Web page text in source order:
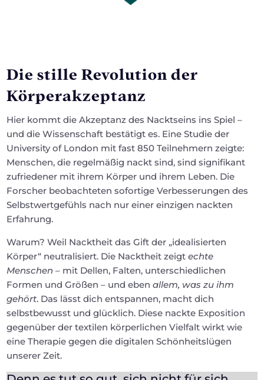
Die stille Revolution der
Körperakzeptanz
Hier kommt die Akzeptanz des Nacktseins ins Spiel –
und die Wissenschaft bestätigt es. Eine Studie der
University of London mit fast 850 Teilnehmern zeigte:
Menschen, die regelmäßig nackt sind, sind signifikant
zufriedener mit ihrem Körper und ihrem Leben. Die
Forscher beobachteten sofortige Verbesserungen des
Selbstwertgefühls nach nur einer einzigen nackten
Erfahrung.
Warum? Weil Nacktheit das Gift der „idealisierten
Körper“ neutralisiert. Die Nacktheit zeigtechte
Menschen – mit Dellen, Falten, unterschiedlichen
Formen und Größen – und ebenallem, was zu ihm
gehört. Das lässt dich entspannen, macht dich
selbstbewusst und glücklich. Diese nackte Exposition
gegenüber der textilen körperlichen Vielfalt wirkt wie
eine Therapie gegen die digitalen Schönheitslügen
unserer Zeit.